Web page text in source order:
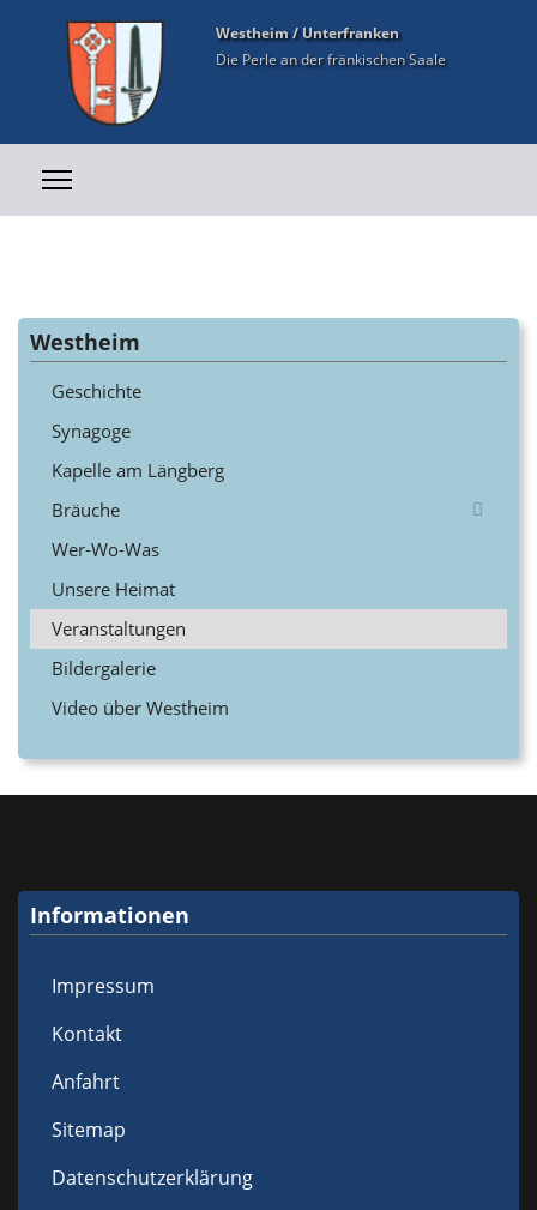
Westheim / Unterfranken
Die Perle an der fränkischen Saale
Westheim
Geschichte
Synagoge
Kapelle am Längberg
Bräuche
Wer-Wo-Was
Unsere Heimat
Veranstaltungen
Bildergalerie
Video über Westheim
Informationen
Impressum
Kontakt
Anfahrt
Sitemap
Datenschutzerklärung